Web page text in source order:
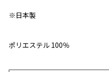
※日本製
ポリエステル 100％